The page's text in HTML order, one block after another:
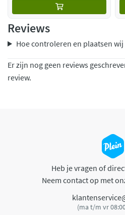
Reviews
Hoe controleren en plaatsen wij
Er zijn nog geen reviews
review.
Heb je vragen of
Neem contact op met
(ma t/m vr